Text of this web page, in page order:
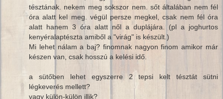
tésztának. nekem meg sokszor nem. sőt általában nem fél
óra alatt kel meg. végül persze megkel, csak nem fél óra
alatt hanem 3 óra alatt nől a duplájára. (pl a joghurtos
kenyéralaptészta amiből a "virág" is készült.)
Mi lehet nálam a baj? finomnak nagyon finom amikor már
készen van, csak hosszú a kelési idő.
a sütőben lehet egyszerre 2 tepsi kelt tésztát sütni
légkeverés mellett?
vagy külön-külön illik?